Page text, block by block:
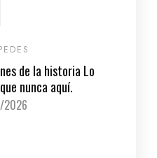
de la historia Lo
nunca aquí.